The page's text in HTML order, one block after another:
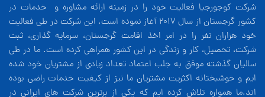
شرکت کوجورجیا فعالیت خود را در زمینه ارائه مشاوره و خدمات در
کشور گرجستان از سال 2017 آغاز نموده است. این شرکت در طی فعالیت
خود هزاران نفر را در امر اخذ اقامت گرجستان، سرمایه گذاری، ثبت
شرکت، تحصیل، کار و زندگی در این کشور همراهی کرده است. ما در طی
سالیان گذشته موفق به جلب اعتماد تعداد زیادی از مشتریان خود شده
ایم و خوشبختانه اکثریت مشتریان ما نیز از کیفیت خدمات راضی بوده
اند.ما همواره تلاش کرده ایم که یکی از برترین شرکت های ایرانی در